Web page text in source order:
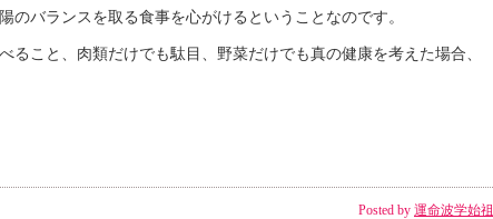
のバランスを取る食事を心がけるということなのです。
ること、肉類だけでも駄目、野菜だけでも真の健康を考えた場合、
Posted by 運命波学始祖